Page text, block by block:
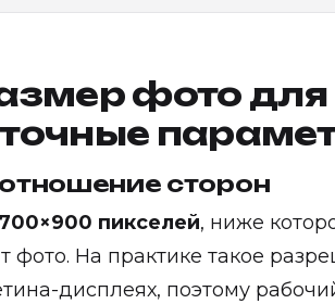
фото для
сторон
700×900 пикселей, ниже
фото. На практике такое
дисплеях, поэтому